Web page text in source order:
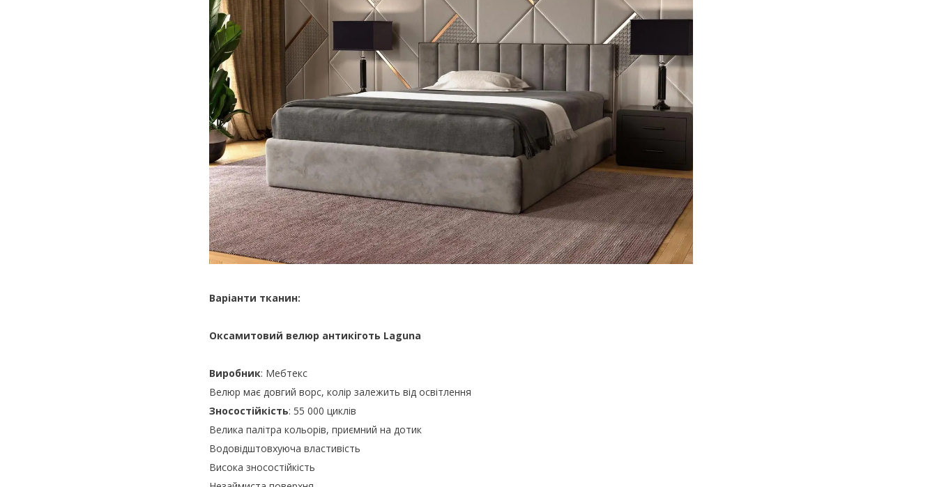
Варіанти тканин:
Оксамитовий велюр антикіготь Laguna
Виробник: Мебтекс
Велюр має довгий ворс, колір залежить від освітлення
Зносостійкість: 55 000 циклів
Велика палітра кольорів, приємний на дотик
Водовідштовхуюча властивість
Висока зносостійкість